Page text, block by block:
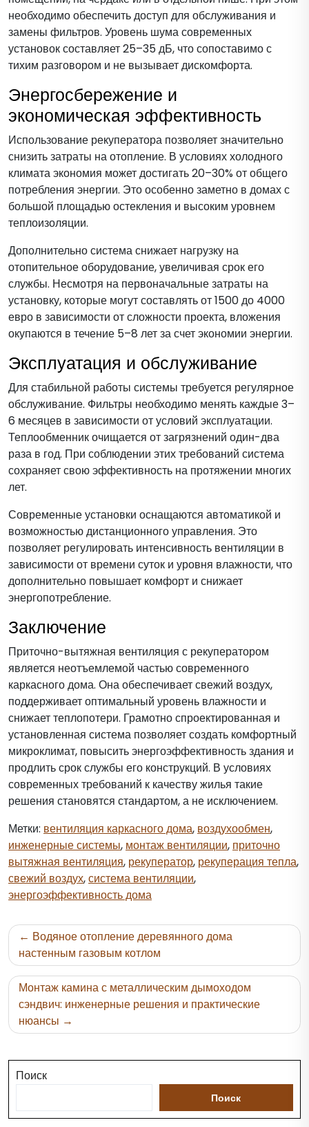
необходимо обеспечить доступ для обслуживания и
замены фильтров. Уровень шума современных
установок составляет 25–35 дБ, что сопоставимо с
тихим разговором и не вызывает дискомфорта.
Энергосбережение и
экономическая эффективность
Использование рекуператора позволяет значительно
снизить затраты на отопление. В условиях холодного
климата экономия может достигать 20–30% от общего
потребления энергии. Это особенно заметно в домах с
большой площадью остекления и высоким уровнем
теплоизоляции.
Дополнительно система снижает нагрузку на
отопительное оборудование, увеличивая срок его
службы. Несмотря на первоначальные затраты на
установку, которые могут составлять от 1500 до 4000
евро в зависимости от сложности проекта, вложения
окупаются в течение 5–8 лет за счет экономии энергии.
Эксплуатация и обслуживание
Для стабильной работы системы требуется регулярное
обслуживание. Фильтры необходимо менять каждые 3–
6 месяцев в зависимости от условий эксплуатации.
Теплообменник очищается от загрязнений один-два
раза в год. При соблюдении этих требований система
сохраняет свою эффективность на протяжении многих
лет.
Современные установки оснащаются автоматикой и
возможностью дистанционного управления. Это
позволяет регулировать интенсивность вентиляции в
зависимости от времени суток и уровня влажности, что
дополнительно повышает комфорт и снижает
энергопотребление.
Заключение
Приточно-вытяжная вентиляция с рекуператором
является неотъемлемой частью современного
каркасного дома. Она обеспечивает свежий воздух,
поддерживает оптимальный уровень влажности и
снижает теплопотери. Грамотно спроектированная и
установленная система позволяет создать комфортный
микроклимат, повысить энергоэффективность здания и
продлить срок службы его конструкций. В условиях
современных требований к качеству жилья такие
решения становятся стандартом, а не исключением.
Метки: вентиляция каркасного дома, воздухообмен,
инженерные системы, монтаж вентиляции, приточно
вытяжная вентиляция, рекуператор, рекуперация тепла,
свежий воздух,система вентиляции,
энергоэффективность дома
Навигация
по
записям
Водяное отопление деревянного дома
настенным газовым котлом
Монтаж камина с металлическим дымоходом
сэндвич: инженерные решения и практические
нюансы
Поиск
Поиск